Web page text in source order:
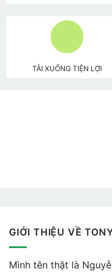
TẢI XUỐNG TIỆN LỢI
GIỚI THIỆU VỀ
Mình tên thật là